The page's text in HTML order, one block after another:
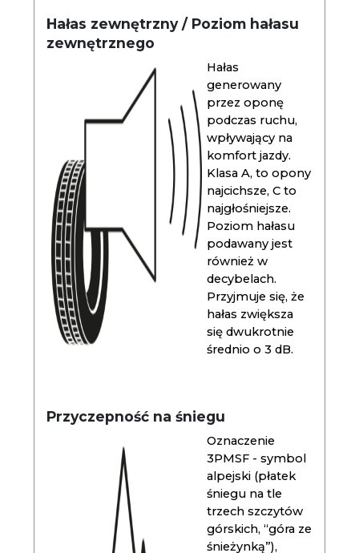
Hałas zewnętrzny / Poziom hałasu
zewnętrznego
Hałas
generowany
przez oponę
podczas ruchu,
wpływający na
komfort jazdy.
Klasa A, to opony
najcichsze, C to
najgłośniejsze.
Poziom hałasu
podawany jest
również w
decybelach.
Przyjmuje się, że
hałas zwiększa
się dwukrotnie
średnio o 3 dB.
Przyczepność na śniegu
Oznaczenie
3PMSF - symbol
alpejski (płatek
śniegu na tle
trzech szczytów
górskich, “góra ze
śnieżynką”),